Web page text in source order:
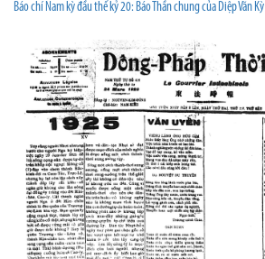
Báo chí Nam kỳ đầu thế kỷ 20: Báo Thần chung của Diệp Văn Kỳ